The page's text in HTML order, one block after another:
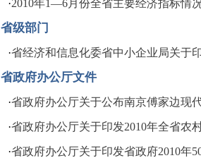
·2010年1—6月份全省主要经济指标情
省级部门
·省经济和信息化委省中小企业局关于
省政府办公厅文件
·省政府办公厅关于公布南京傅家边现
·省政府办公厅关于印发2010年全省农
·省政府办公厅关于印发省政府2010年